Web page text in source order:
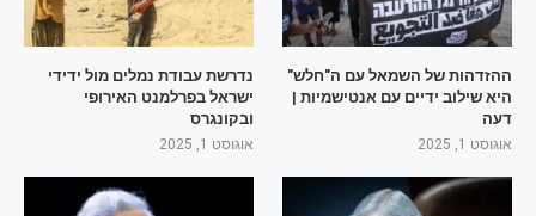
ההזדהות של השמאל עם ה"חלש"
היא שילוב ידיים עם אנטישמיות |
דעה
אוגוסט 1, 2025
נדרשת עבודת נמלים מול ידידי
ישראל בפרלמנט האירופי
ובקונגרס
אוגוסט 1, 2025